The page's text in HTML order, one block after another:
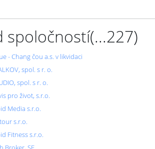
spoločností(...227)
- Chang čou a.s. v likvidaci
spol. s r. o.
spol. s r. o.
pro život, s.r.o.
Media s.r.o.
s.r.o.
Fitness s.r.o.